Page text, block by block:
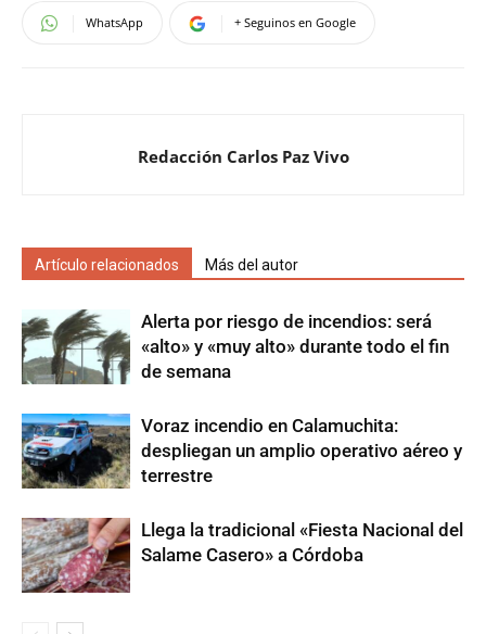
WhatsApp + Seguinos en Google
Redacción Carlos Paz Vivo
Artículo relacionados Más del autor
Alerta por riesgo de incendios: será
«alto» y «muy alto» durante todo el fin
de semana
Voraz incendio en Calamuchita:
despliegan un amplio operativo aéreo y
terrestre
Llega la tradicional «Fiesta Nacional del
Salame Casero» a Córdoba